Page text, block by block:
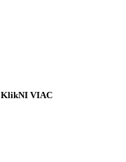
KlikNI VIAC